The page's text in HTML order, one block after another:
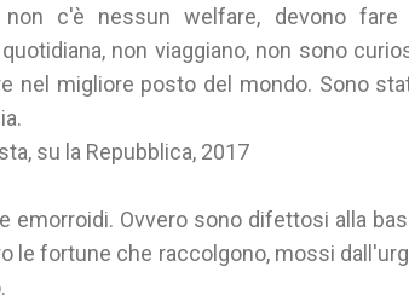
non c'è nessun welfare, devono
non viaggiano, non sono
nel migliore posto del mondo. Sono
su la Repubblica, 2017
emorroidi. Ovvero sono difettosi alla
le fortune che raccolgono, mossi